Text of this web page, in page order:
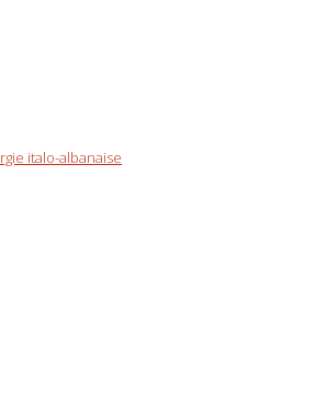
italo-albanaise